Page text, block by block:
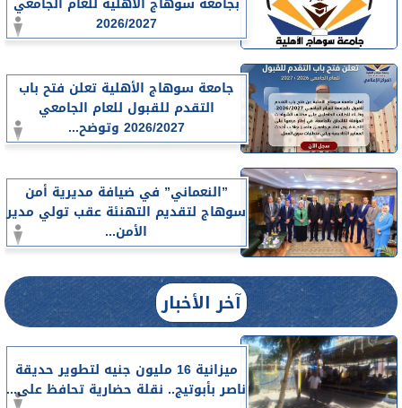
2026/2027
جامعة سوهاج الأهلية تعلن فتح باب
التقدم للقبول للعام الجامعي
2026/2027 وتوضح...
”النعماني” في ضيافة مديرية أمن
سوهاج لتقديم التهنئة عقب تولي مدير
الأمن...
آخر الأخبار
ميزانية 16 مليون جنيه لتطوير حديقة
ناصر بأبوتيج.. نقلة حضارية تحافظ على...